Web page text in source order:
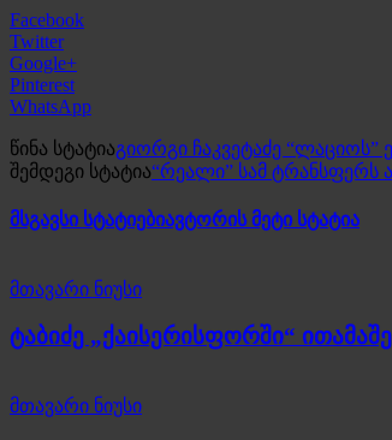
Facebook
Twitter
Google+
Pinterest
WhatsApp
წინა სტატიაგიორგი ჩაკვეტაძე “ლაციოს”
შემდეგი სტატია“რეალი” სამ ტრანსფერს
მსგავსი სტატიებიავტორის მეტი სტატია
მთავარი ნიუსი
ტაბიძე „ქაისერისფორში“
მთავარი ნიუსი